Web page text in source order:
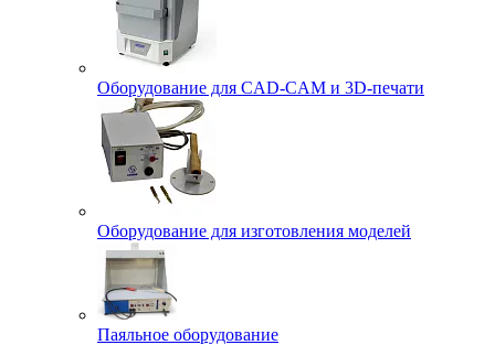
Оборудование для CAD-CAM и 3D-печати
Оборудование для изготовления моделей
Паяльное оборудование